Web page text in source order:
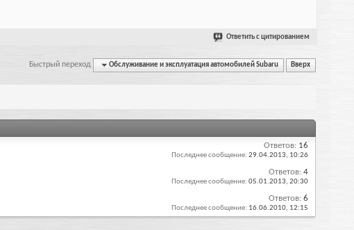
Ответить с цитированием
Быстрый переход Обслуживание и эксплуатация автомобилей Subaru Вверх
Ответов: 16
Последнее сообщение: 29.04.2013, 10:26
Ответов: 4
Последнее сообщение: 05.01.2013, 20:30
Ответов: 6
Последнее сообщение: 16.06.2010, 12:15